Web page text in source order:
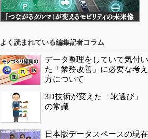
よく読まれている編集記者コラム
データ整理をしていて気付い
た「業務改善」に必要な考え
方について
3D技術が変えた「靴選び」
の常識
日本版データスペースの現在